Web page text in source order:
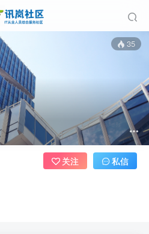
35
关注 私信